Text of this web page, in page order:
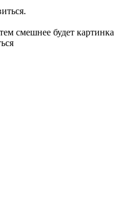
смешнее будет картинка